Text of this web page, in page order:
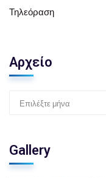
Τηλεόραση
Αρχείο
Επιλέξτε μήνα
Gallery